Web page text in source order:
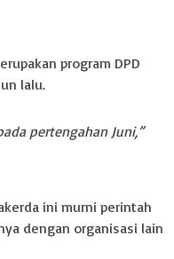
program DPD
lalu.
pertengahan Juni,”
ini murni perintah
dengan organisasi lain